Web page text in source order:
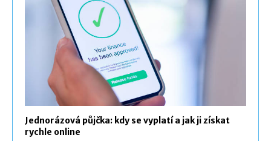
Jednorázová půjčka: kdy se vyplatí a jak ji získat
rychle online